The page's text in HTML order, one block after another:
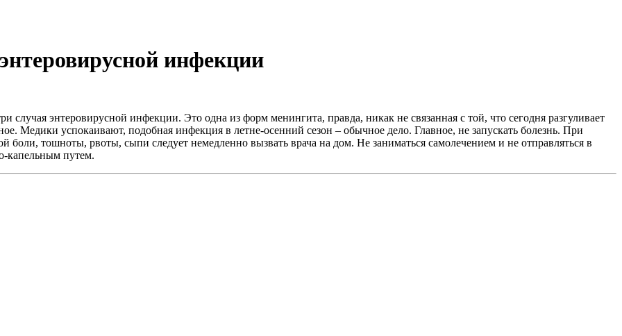
инфекции
энтеровирусной инфекции. Это одна из форм менингита, правда, никак не связанная с той, что сегодня разгуливает
Медики успокаивают, подобная инфекция в летне-осенний сезон – обычное дело. Главное, не запускать болезнь. При
тошноты, рвоты, сыпи следует немедленно вызвать врача на дом. Не заниматься самолечением и не отправляться в
капельным путем.